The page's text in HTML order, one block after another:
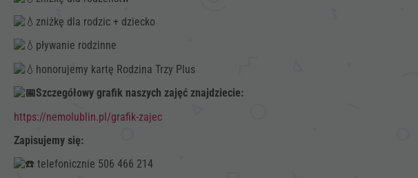
zniżkę dla rodzic + dziecko
pływanie rodzinne
honorujemy kartę Rodzina Trzy Plus
Szczegółowy grafik naszych zajęć znajdziecie:
https://nemolublin.pl/grafik-zajec
Zapisujemy się:
telefonicznie 506 466 214